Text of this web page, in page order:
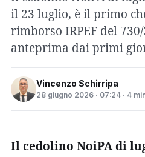
il 23 luglio, è il primo
rimborso IRPEF del
anteprima dai primi
Vincenzo Schirripa
28 giugno 2026 · 07:24 · 4
Il cedolino NoiPA di